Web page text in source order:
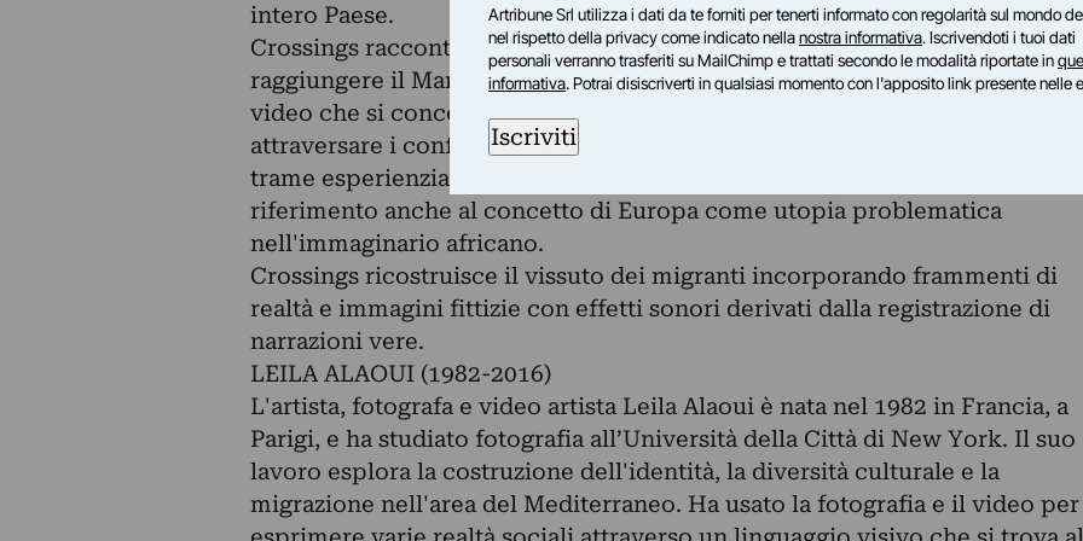
intero Paese.
Crossings racconta il viaggio intrapreso dai migranti subsahariani per
raggiungere il Marocco e le coste dell'Europa. E un mix di immagini e
video che si concentra sul trauma collettivo provocato dall'esperienza di
attraversare i confini e diventare una comunità fragile. Mentre esplora le
trame esperienziali della transizione psicologica e fisica, l'installazione fa
riferimento anche al concetto di Europa come utopia problematica
nell'immaginario africano.
Crossings ricostruisce il vissuto dei migranti incorporando frammenti di
realtà e immagini fittizie con effetti sonori derivati dalla registrazione di
narrazioni vere.
LEILA ALAOUI (1982-2016)
L'artista, fotografa e video artista Leila Alaoui è nata nel 1982 in Francia, a
Parigi, e ha studiato fotografia all’Università della Città di New York. Il suo
lavoro esplora la costruzione dell'identità, la diversità culturale e la
migrazione nell'area del Mediterraneo. Ha usato la fotografia e il video per
Artribune Srl utilizza i dati da te forniti per tenerti informato con regolarità sul mondo
nel rispetto della privacy come indicato nellanostra informativa. Iscrivendoti i tuoi dati
personali verranno trasferiti su MailChimp e trattati secondo le modalità riportate in
informativa. Potrai disiscriverti in qualsiasi momento con l'apposito link presente nelle
Iscriviti